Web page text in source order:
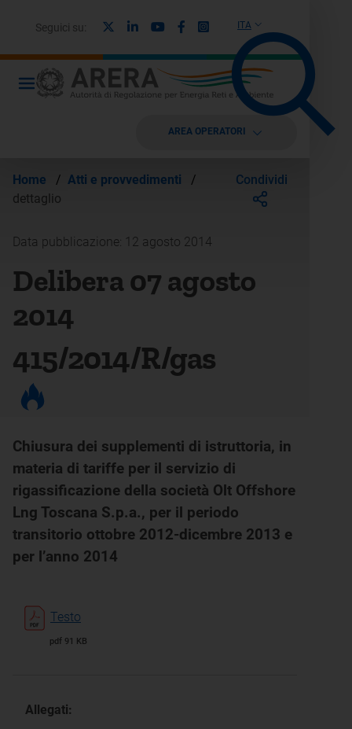
ITA
Seguici su: LinkedinYoutubeFacebook
Instagram
AREA OPERATORI
Home / Atti e provvedimenti
/
dettaglio
Condividi
Data pubblicazione: 12 agosto 2014
Delibera 07 agosto
2014
415/2014/R/gas
Chiusura dei supplementi di istruttoria, in
materia di tariffe per il servizio di
rigassificazione della società Olt Offshore
Lng Toscana S.p.a., per il periodo
transitorio ottobre 2012-dicembre 2013 e
per l’anno 2014
Testo
pdf 91 KB
Allegati: